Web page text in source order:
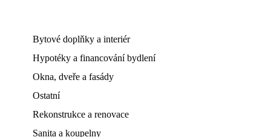
Bytové doplňky a interiér
Hypotéky a financování bydlení
Okna, dveře a fasády
Ostatní
Rekonstrukce a renovace
Sanita a koupelny